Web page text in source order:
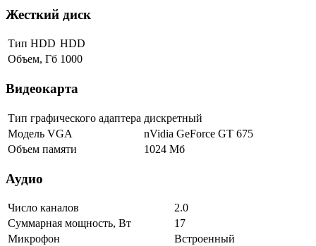
Жесткий диск
Тип HDD HDD
Объем, Гб 1000
Видеокарта
Тип графического адаптера дискретный
Модель VGA
nVidia GeForce GT 675
Объем памяти
1024 Мб
Аудио
Число каналов
2.0
Суммарная мощность, Вт
17
Микрофон
Встроенный